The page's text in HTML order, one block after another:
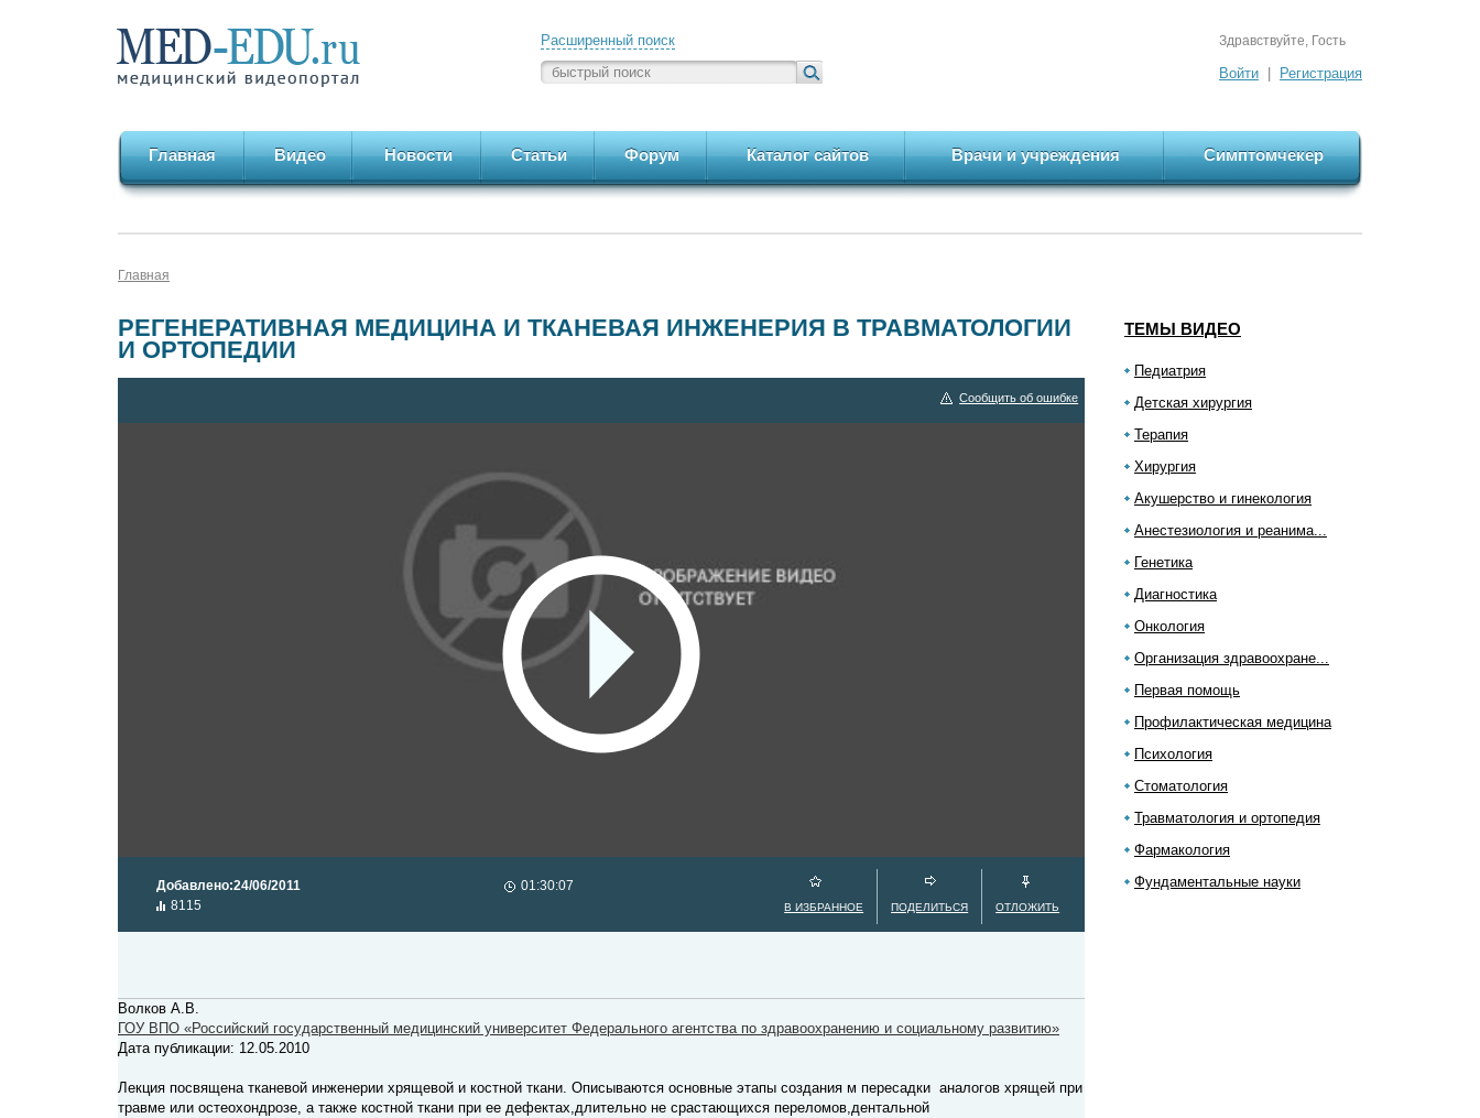
Расширенный поиск Здравствуйте, Гость
Войти Регистрация
Главная Видео Новости Статьи Форум Каталог сайтов Врачи и учреждения Симптомчекер
ТЕМЫ ВИДЕО
Педиатрия
Детская хирургия
Терапия
Хирургия
Акушерство и гинекология
Анестезиология и реанима...
Генетика
Диагностика
Онкология
Организация здравоохране...
Первая помощь
Профилактическая медицина
Психология
Стоматология
Травматология и ортопедия
Фармакология
Фундаментальные науки
Главная
РЕГЕНЕРАТИВНАЯ МЕДИЦИНА И ТКАНЕВАЯ ИНЖЕНЕРИЯ В ТРАВМАТОЛОГИИ
И ОРТОПЕДИИ
Сообщить об ошибке
В ИЗБРАННОЕ ПОДЕЛИТЬСЯ ОТЛОЖИТЬ
Добавлено:24/06/2011
8115
01:30:07
Волков А.В.
ГОУ ВПО «Российский государственный медицинский университет Федерального агентства по здравоохранению и социальному развитию»
Дата публикации: 12.05.2010
Лекция посвящена тканевой инженерии хрящевой и костной ткани. Описываются основные этапы создания м пересадки аналогов хрящей при
травме или остеохондрозе, а также костной ткани при ее дефектах,длительно не срастающихся переломов,дентальной